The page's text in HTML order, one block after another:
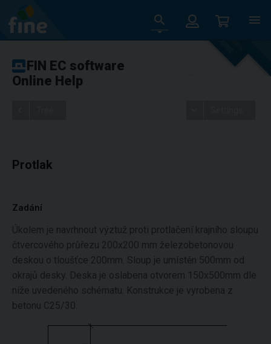
FIN EC software
Online Help
Protlak
Zadání
Úkolem je navrhnout výztuž proti protlačení krajního sloupu
čtvercového průřezu 200x200 mm železobetonovou
deskou o tloušťce 200mm. Sloup je umístěn 500mm od
okrajů desky. Deska je oslabena otvorem 150x500mm dle
níže uvedeného schématu. Konstrukce je vyrobena z
betonu C25/30.